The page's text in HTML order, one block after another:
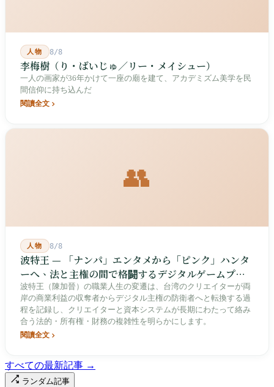
人物 8/8
李梅樹（り・ばいじゅ／リー・メイシュー）
一人の画家が36年かけて一座の廟を建て、アカデミズム美学を民
間信仰に持ち込んだ
閱讀全文
👥
人物 8/8
波特王 — 「ナンパ」エンタメから「ピンク」ハンタ
ーへ、法と主権の間で格闘するデジタルゲームプレ
イヤー
波特王（陳加晉）の職業人生の変遷は、台湾のクリエイターが両
岸の商業利益の収奪者からデジタル主権の防衛者へと転換する過
程を記録し、クリエイターと資本システムが長期にわたって絡み
合う法的・所有権・財務の複雑性を明らかにします。
閱讀全文
すべての最新記事 →
ランダム記事